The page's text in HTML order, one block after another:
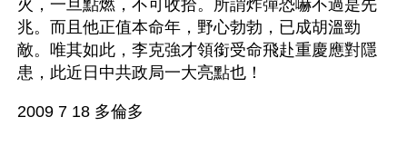
火，一旦點燃，不可收拾。所謂炸彈恐嚇不過是先
兆。而且他正值本命年，野心勃勃，已成胡溫勁
敵。唯其如此，李克強才領銜受命飛赴重慶應對隱
患，此近日中共政局一大亮點也！